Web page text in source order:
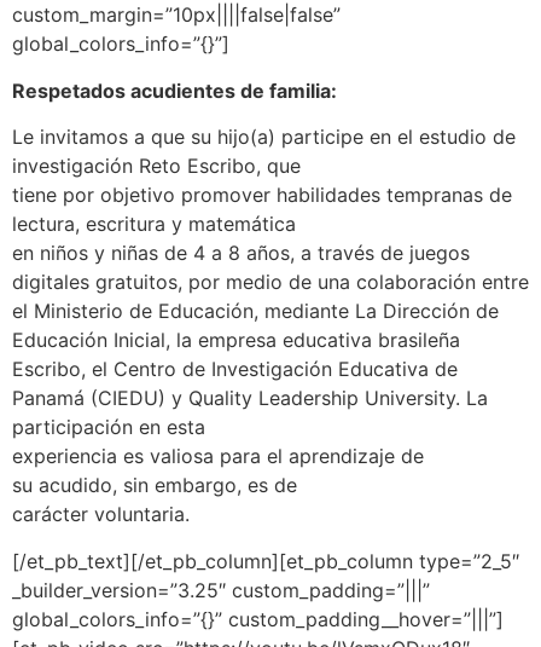
custom_margin=”10px||||false|false”
global_colors_info=”{}”]
Respetados acudientes de familia:
Le invitamos a que su hijo(a) participe en el estudio de
investigación Reto Escribo, que
tiene por objetivo promover habilidades tempranas de
lectura, escritura y matemática
en niños y niñas de 4 a 8 años, a través de juegos
digitales gratuitos, por medio de una colaboración entre
el Ministerio de Educación, mediante La Dirección de
Educación Inicial, la empresa educativa brasileña
Escribo, el Centro de Investigación Educativa de
Panamá (CIEDU) y Quality Leadership University. La
participación en esta
experiencia es valiosa para el aprendizaje de
su acudido, sin embargo, es de
carácter voluntaria.
[/et_pb_text][/et_pb_column][et_pb_column type=”2_5″
_builder_version=”3.25″ custom_padding=”|||”
global_colors_info=”{}” custom_padding__hover=”|||”]